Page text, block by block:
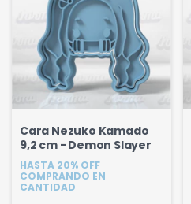
Cara Nezuko Kamado
9,2 cm - Demon Slayer
HASTA 20% OFF
COMPRANDO EN
CANTIDAD